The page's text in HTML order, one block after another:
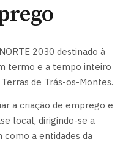
2030 destinado à
termo e a tempo inteiro
de Trás-os-Montes.
a criação de emprego e
local, dirigindo-se a
como a entidades da